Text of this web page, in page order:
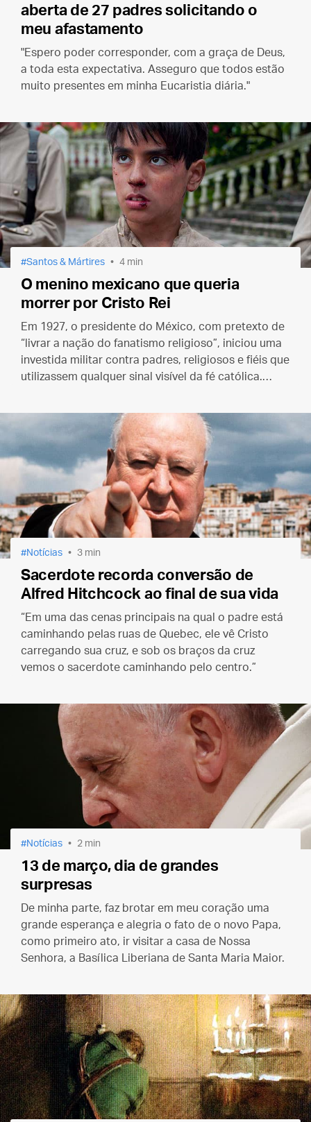
aberta de 27 padres solicitando o
meu afastamento
"Espero poder corresponder, com a graça de Deus,
a toda esta expectativa. Asseguro que todos estão
muito presentes em minha Eucaristia diária."
Santos & Mártires 4 min
O menino mexicano que queria
morrer por Cristo Rei
Em 1927, o presidente do México, com pretexto de
“livrar a nação do fanatismo religioso”, iniciou uma
investida militar contra padres, religiosos e fiéis que
utilizassem qualquer sinal visível da fé católica.
Notícias 3 min
Sacerdote recorda conversão de
Alfred Hitchcock ao final de sua vida
“Em uma das cenas principais na qual o padre está
caminhando pelas ruas de Quebec, ele vê Cristo
carregando sua cruz, e sob os braços da cruz
vemos o sacerdote caminhando pelo centro.”
Notícias 2 min
13 de março, dia de grandes
surpresas
De minha parte, faz brotar em meu coração uma
grande esperança e alegria o fato de o novo Papa,
como primeiro ato, ir visitar a casa de Nossa
Senhora, a Basílica Liberiana de Santa Maria Maior.